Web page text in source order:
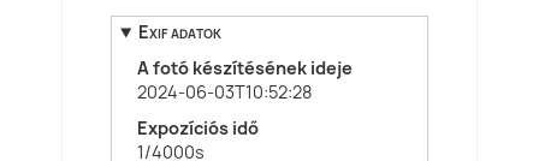
Exif adatok
A fotó készítésének ideje
2024-06-03T10:52:28
Expozíciós idő
1/4000s